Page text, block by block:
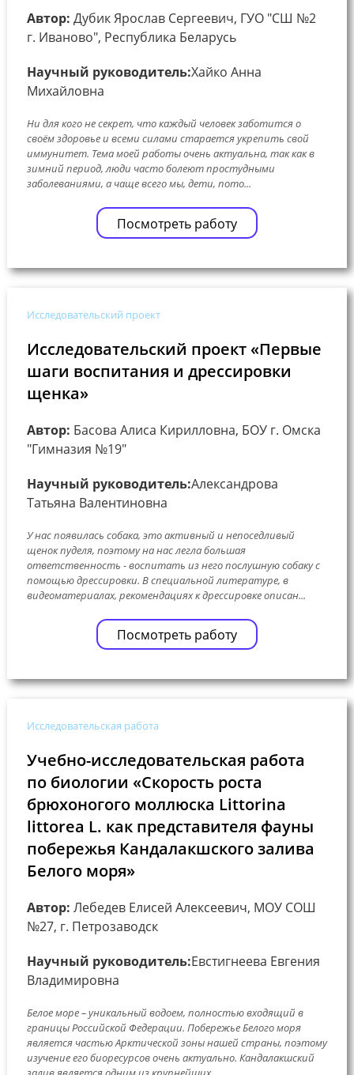
Автор: Дубик Ярослав Сергеевич, ГУО "СШ №2
г. Иваново", Республика Беларусь
Научный руководитель:Хайко Анна
Михайловна
Ни для кого не секрет, что каждый человек заботится о
своём здоровье и всеми силами старается укрепить свой
иммунитет. Тема моей работы очень актуальна, так как в
зимний период, люди часто болеют простудными
заболеваниями, а чаще всего мы, дети, пото...
Посмотреть работу
Исследовательский проект
Исследовательский проект «Первые
шаги воспитания и дрессировки
щенка»
Автор: Басова Алиса Кирилловна, БОУ г. Омска
"Гимназия №19"
Научный руководитель:Александрова
Татьяна Валентиновна
У нас появилась собака, это активный и непоседливый
щенок пуделя, поэтому на нас легла большая
ответственность - воспитать из него послушную собаку с
помощью дрессировки. В специальной литературе, в
видеоматериалах, рекомендациях к дрессировке описан...
Посмотреть работу
Исследовательская работа
Учебно-исследовательская работа
по биологии «Скорость роста
брюхоногого моллюска Littorina
littorea L. как представителя фауны
побережья Кандалакшского залива
Белого моря»
Автор: Лебедев Елисей Алексеевич, МОУ СОШ
№27, г. Петрозаводск
Научный руководитель:Евстигнеева Евгения
Владимировна
Белое море – уникальный водоем, полностью входящий в
границы Российской Федерации. Побережье Белого моря
является частью Арктической зоны нашей страны, поэтому
изучение его биоресурсов очень актуально. Кандалакшский